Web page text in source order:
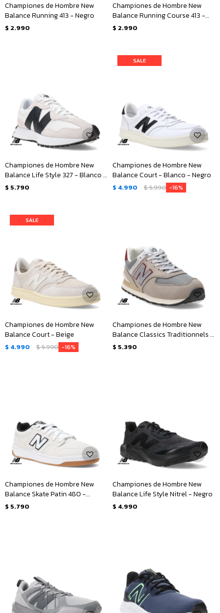
Championes de Hombre New
Balance Running 413 - Negro
$ 2.990
Championes de Hombre New
Balance Running Course 413 -
Azul Marino
$ 2.990
Championes de Hombre New
Balance Life Style 327 - Blanco -
Gris - Negro
$ 5.790
Championes de Hombre New
Balance Court - Blanco - Negro
$ 4.990 $5.990 16
Championes de Hombre New
Balance Court - Beige
$ 4.990 $5.990 16
Championes de Hombre New
Balance Classics Traditionnels -
Gris - Bordo
$ 5.390
Championes de Hombre New
Balance Skate Patin 480 -
Blanco - Negro
$ 5.790
Championes de Hombre New
Balance Life Style Nitrel - Negro
$ 4.990